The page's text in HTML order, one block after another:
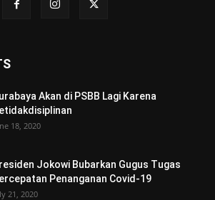
Akan di PSBB Lagi Karena
18, 2020
Jokowi Bubarkan Gugus Tugas
Penanganan Covid-19
21, 2020